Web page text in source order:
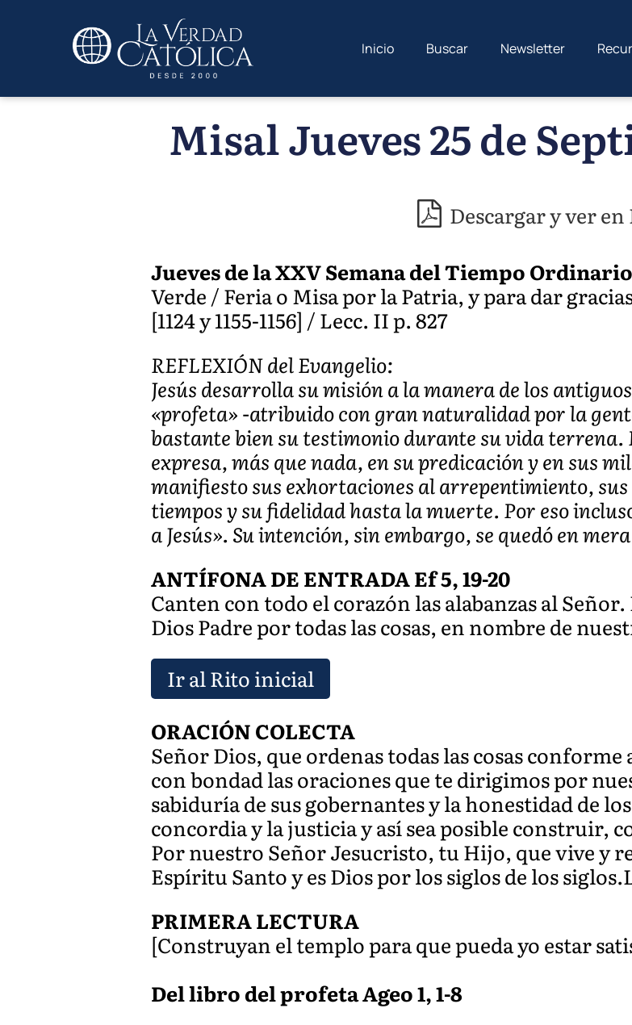
Inicio Buscar Newsletter
Misal Jueves 25 de
Descargar y ver en
Jueves de la XXV Semana del Tiempo Ordinario
Verde / Feria o Misa por la Patria, y para dar gracias
[1124 y 1155-1156] / Lecc. II p. 827
REFLEXIÓN del Evangelio:
Jesús desarrolla su misión a la manera de los
«profeta» -atribuido con gran naturalidad por la
bastante bien su testimonio durante su vida
expresa, más que nada, en su predicación y en sus
manifiesto sus exhortaciones al arrepentimiento,
tiempos y su fidelidad hasta la muerte. Por eso
a Jesús». Su intención, sin embargo, se quedó en
ANTÍFONA DE ENTRADA Ef 5, 19-20
Canten con todo el corazón las alabanzas al
Dios Padre por todas las cosas, en nombre de
Ir al Rito inicial
ORACIÓN COLECTA
Señor Dios, que ordenas todas las cosas
con bondad las oraciones que te dirigimos por
sabiduría de sus gobernantes y la honestidad de
concordia y la justicia y así sea posible construir,
Por nuestro Señor Jesucristo, tu Hijo, que vive y
Espíritu Santo y es Dios por los siglos de los
PRIMERA LECTURA
[Construyan el templo para que pueda yo estar
Del libro del profeta Ageo 1, 1-8